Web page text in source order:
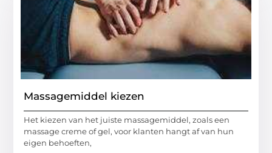
Massagemiddel kiezen
Het kiezen van het juiste massagemiddel, zoals een
massage creme of gel, voor klanten hangt af van hun
eigen behoeften,